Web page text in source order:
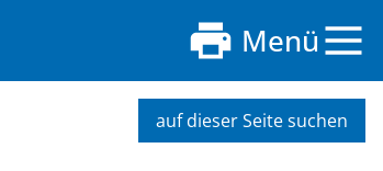
Menü
auf dieser Seite suchen